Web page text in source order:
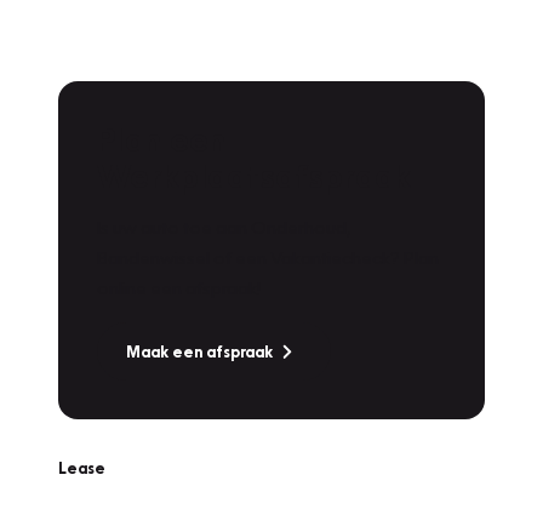
Maak een afspraak
Lease